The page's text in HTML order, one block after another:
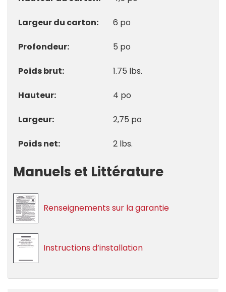
Largeur du carton 6 po
Profondeur 5 po
Poids brut 1.75 lbs.
Hauteur 4 po
Largeur 2,75 po
Poids net 2 lbs.
Manuels et Littérature
Renseignements sur la garantie
Instructions d’installation